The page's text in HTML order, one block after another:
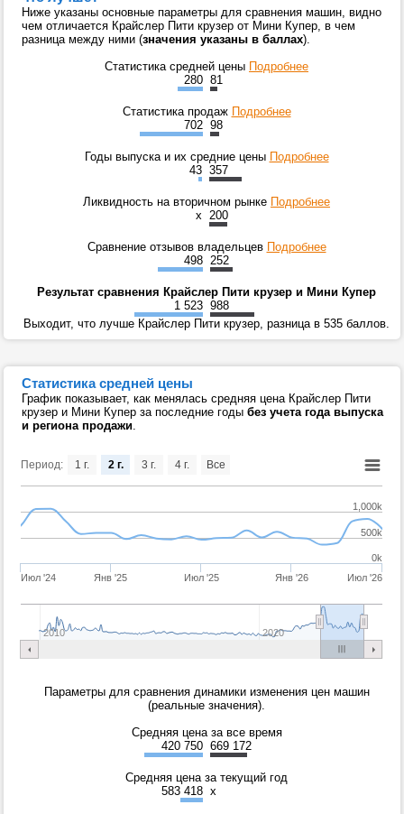
Ниже указаны основные параметры для сравнения машин, видно
чем отличается Крайслер Пити крузер от Мини Купер, в чем
разница между ними (значения указаны в баллах).
Статистика средней цены Подробнее
280 81
Статистика продаж Подробнее
702 98
Годы выпуска и их средние цены Подробнее
43 357
Ликвидность на вторичном рынке Подробнее
x
200
Сравнение отзывов владельцев Подробнее
498 252
Результат сравнения Крайслер Пити крузер и Мини Купер
1 523 988
Выходит, что лучше Крайслер Пити крузер, разница в 535 баллов.
Статистика средней цены
График показывает, как менялась средняя цена Крайслер Пити
крузер и Мини Купер за последние годы без учета года выпуска
и региона продажи
Период:
Июл '24 Янв '25 Июл '25 Янв '26 Июл '26
2010 2020
500k
1,000k
0k
1 г. 2 г. 3 г. 4 г. Все
Параметры для сравнения динамики изменения цен машин
(реальные значения).
Средняя цена за все время
420 750 669 172
Средняя цена за текущий год
583 418 x